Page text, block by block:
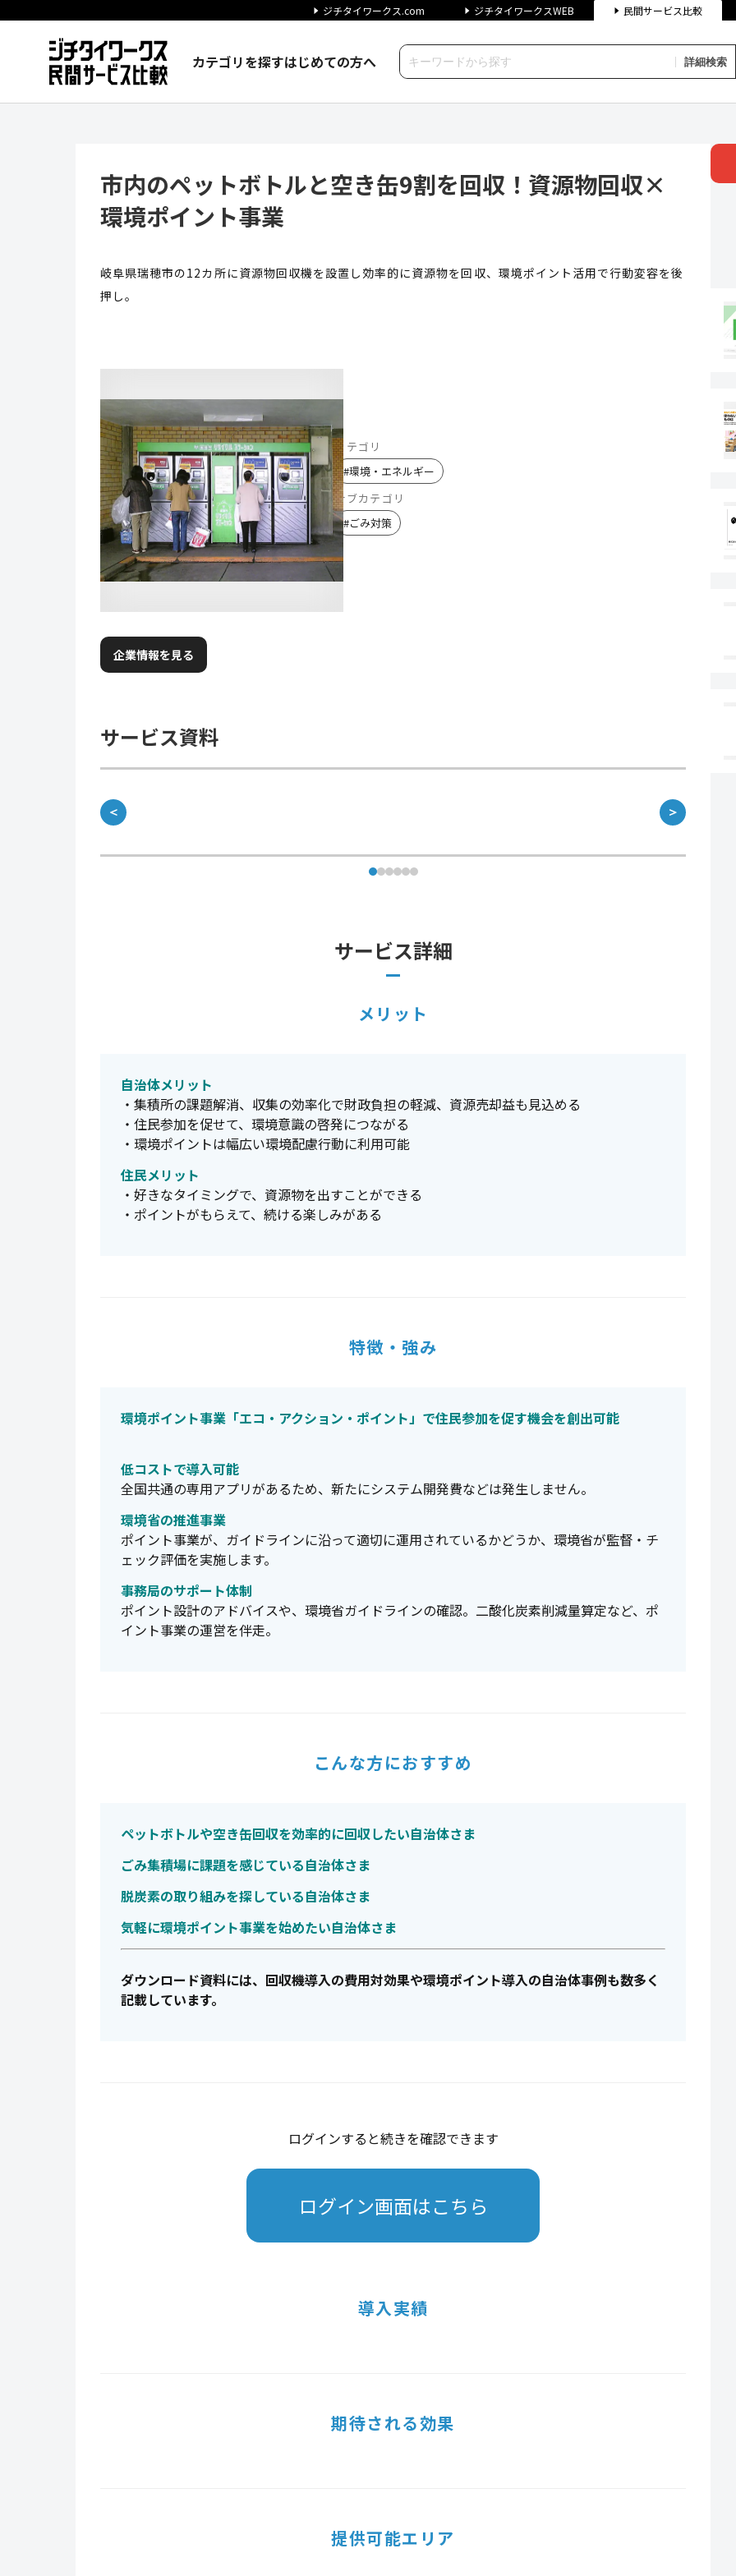
ジチタイワークス.com ジチタイワークスWEB 民間サービス比較
カテゴリを探すはじめての方へ 詳細検索
市内のペットボトルと空き缶9割を回収！資源物回収×
環境ポイント事業
岐阜県瑞穂市の12カ所に資源物回収機を設置し効率的に資源物を回収、環境ポイント活用で行動変容を後
押し。
カテゴリ
#環境・エネルギー
サブカテゴリ
#ごみ対策
企業情報を見る
サービス資料
＜ ＞
サービス詳細
メリット
自治体メリット
・集積所の課題解消、収集の効率化で財政負担の軽減、資源売却益も見込める
・住民参加を促せて、環境意識の啓発につながる
・環境ポイントは幅広い環境配慮行動に利用可能
住民メリット
・好きなタイミングで、資源物を出すことができる
・ポイントがもらえて、続ける楽しみがある
特徴・強み
環境ポイント事業「エコ・アクション・ポイント」で住民参加を促す機会を創出可能
低コストで導入可能
全国共通の専用アプリがあるため、新たにシステム開発費などは発生しません。
環境省の推進事業
ポイント事業が、ガイドラインに沿って適切に運用されているかどうか、環境省が監督・チ
ェック評価を実施します。
事務局のサポート体制
ポイント設計のアドバイスや、環境省ガイドラインの確認。二酸化炭素削減量算定など、ポ
イント事業の運営を伴走。
こんな方におすすめ
ペットボトルや空き缶回収を効率的に回収したい自治体さま
ごみ集積場に課題を感じている自治体さま
脱炭素の取り組みを探している自治体さま
気軽に環境ポイント事業を始めたい自治体さま
ダウンロード資料には、回収機導入の費用対効果や環境ポイント導入の自治体事例も数多く
記載しています。
ログインすると続きを確認できます
ログイン画面はこちら
導入実績
期待される効果
提供可能エリア